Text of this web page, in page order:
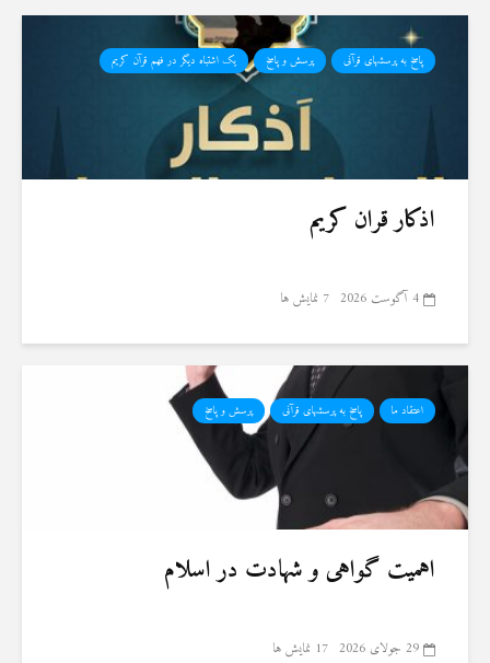
پاسخ به پرسشهای قرآنی پرسش و پاسخ یک اشتباه دیگر در فهم قرآن کریم
اذکار قران کریم
4 آگوست 2026 7 نمایش ها
اعتقاد ما پاسخ به پرسشهای قرآنی پرسش و پاسخ
اهمیت گواهی و شهادت در اسلام
29 جولای 2026 17 نمایش ها